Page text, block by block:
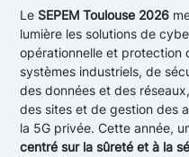
Le SEPEM Toulouse 2026
lumière les solutions de
opérationnelle et protection
systèmes industriels, de
des données et des
des sites et de gestion des
la 5G privée. Cette année,
centré sur la sûreté et à la